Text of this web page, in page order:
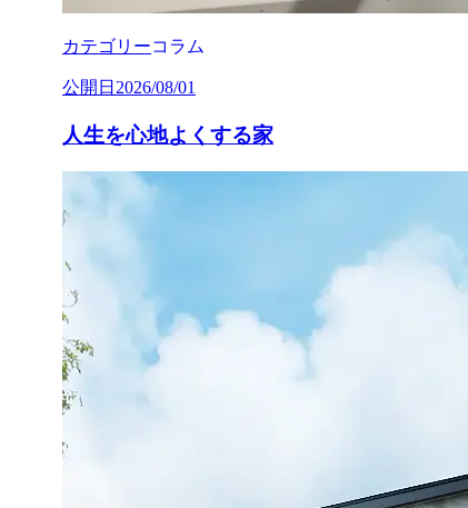
カテゴリーコラム
公開日 2026/08/01
人生を心地よくする家